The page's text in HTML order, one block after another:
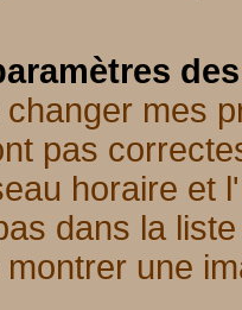
mes
pas
horaire et
dans la
une